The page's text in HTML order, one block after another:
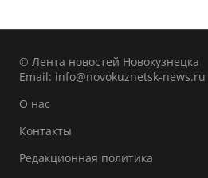
© Лента новостей Новокузнецка
Email: info@novokuznetsk-news.ru
О нас
Контакты
Редакционная политика